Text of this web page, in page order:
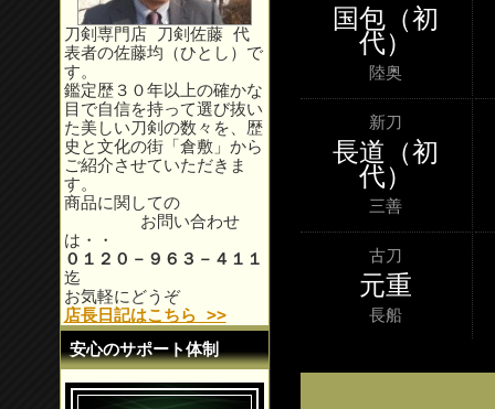
刀剣専門店 刀剣佐藤 代
表者の佐藤均（ひとし）で
す。
鑑定歴３０年以上の確かな
目で自信を持って選び抜い
た美しい刀剣の数々を、歴
史と文化の街「倉敷」から
ご紹介させていただきま
す。
商品に関しての
お問い合わせ
は・・
０１２０－９６３－４１１
迄
お気軽にどうぞ
店長日記はこちら >>
安心のサポート体制
国包（初
代）
陸奥
新刀
長道（初
代）
三善
古刀
元重
長船